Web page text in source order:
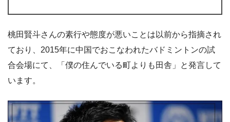
桃田賢斗さんの素行や態度が悪いことは以前から指摘され
ており、2015年に中国でおこなわれたバドミントンの試
合会場にて、「僕の住んでいる町よりも田舎」と発言して
います。